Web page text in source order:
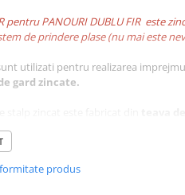
pentru PANOURI DUBLU FIR este
de prindere plase (nu mai este
utilizati pentru realizarea
gard zincate.
electrostatic
produs